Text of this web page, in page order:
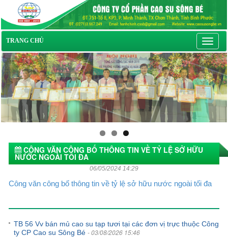
TRANG CHỦ
CÔNG VĂN CÔNG BỐ THÔNG TIN VỀ TỶ LỆ SỞ HỮU
NƯỚC NGOÀI TỐI ĐA
06/05/2024 14:29
Công văn công bố thông tin về tỷ lệ sở hữu nước ngoài tối đa
TB 56 Vv bán mủ cao su tạp tươi tại các đơn vị trực thuộc Công
ty CP Cao su Sông Bé - 03/08/2026 15:46